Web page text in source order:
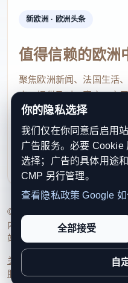
新欧洲 · 欧洲头条
值得信赖的欧洲
聚焦欧洲新闻、法国生活
点，提供及时、真实、实
速了解欧洲动态。
contact@xinouzhou.com
服务支持、版权与合作：
利通知
© 2026 新欧洲·欧洲头条. All
内容透明度、联系方式与用
站点完整度。
关于我们 编辑规范
服务条款联系我们
你的隐私选择
我们仅在你同意后启用
广告服务。必要 Cookie
选择；广告的具体用途
CMP 另行管理。
查看隐私政策 Google
全部接受
自